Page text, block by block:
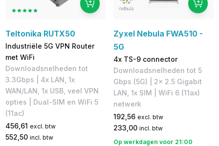
Teltonika RUTX50
Industriële 5G VPN Router
met WiFi
Downloadsnelheden tot
3.3Gbps | 4x LAN, 1x
WAN/LAN, 1x USB, veel VPN
opties | Dual-SIM en WiFi 5
(11ac)
456,61 excl. btw
552,50 incl. btw
Zyxel Nebula FWA510 -
5G
4x TS-9 connector
Downloadsnelheden tot 5
Gbps (5G)​ | 2x 2.5 Gigabit
LAN, 1x SIM | WiFi 6 (11ax)
netwerk
192,56 excl. btw
233,00 incl. btw
Op werkdagen voor 21:00